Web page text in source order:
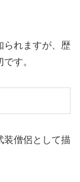
られますが、歴
す。
装僧侶として描